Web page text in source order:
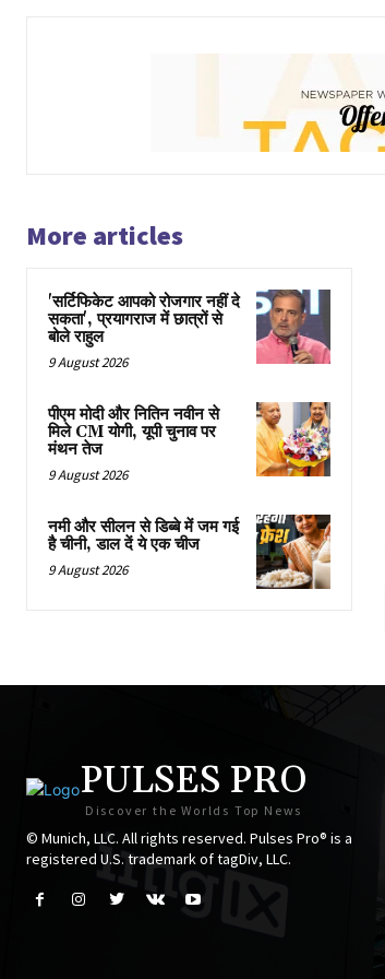
More articles
'सर्टिफिकेट आपको रोजगार नहीं दे
सकता', प्रयागराज में छात्रों से
बोले राहुल
9 August 2026
पीएम मोदी और नितिन नवीन से
मिले CM योगी, यूपी चुनाव पर
मंथन तेज
9 August 2026
नमी और सीलन से डिब्बे में जम गई
है चीनी, डाल दें ये एक चीज
9 August 2026
PULSES PRO
Discover the Worlds Top News
© Munich, LLC. All rights reserved. Pulses Pro® is a
registered U.S. trademark of tagDiv, LLC.